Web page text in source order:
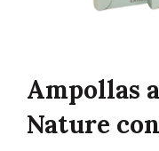
Ampollas
Nature